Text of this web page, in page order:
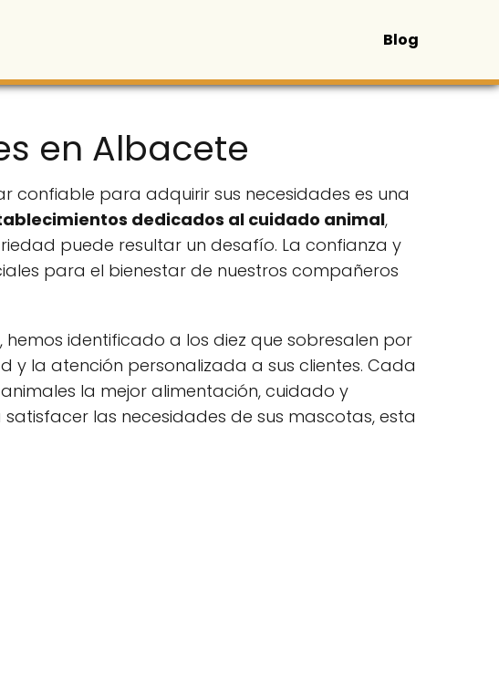
Blog
en Albacete
confiable para adquirir sus necesidades es una
dedicados al cuidado animal,
puede resultar un desafío. La confianza y
para el bienestar de nuestros compañeros
identificado a los diez que sobresalen por
la atención personalizada a sus clientes. Cada
la mejor alimentación, cuidado y
las necesidades de sus mascotas, esta